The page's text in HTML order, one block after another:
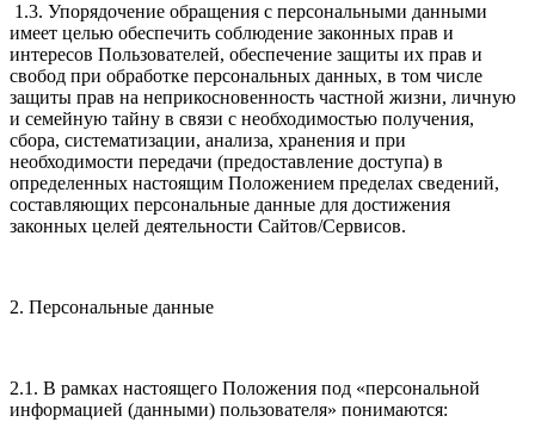
1.3. Упорядочение обращения с персональными данными
имеет целью обеспечить соблюдение законных прав и
интересов Пользователей, обеспечение защиты их прав и
свобод при обработке персональных данных, в том числе
защиты прав на неприкосновенность частной жизни, личную
и семейную тайну в связи с необходимостью получения,
сбора, систематизации, анализа, хранения и при
необходимости передачи (предоставление доступа) в
определенных настоящим Положением пределах сведений,
составляющих персональные данные для достижения
законных целей деятельности Сайтов/Сервисов.
2. Персональные данные
2.1. В рамках настоящего Положения под «персональной
информацией (данными) пользователя» понимаются: